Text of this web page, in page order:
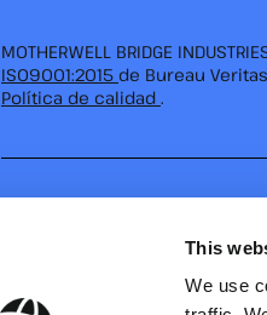
This
We use
MOTHERWELL BRIDGE
ISO9001:2015 de Bureau
Política de calidad .
Una empresa de